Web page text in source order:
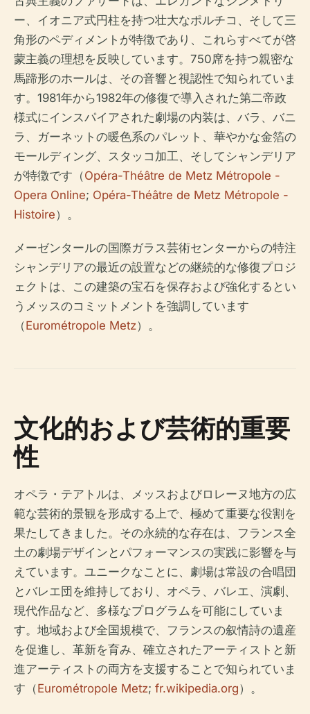
ー、イオニア式円柱を持つ壮大なポルチコ、そして三
角形のペディメントが特徴であり、これらすべてが啓
蒙主義の理想を反映しています。750席を持つ親密な
馬蹄形のホールは、その音響と視認性で知られていま
す。1981年から1982年の修復で導入された第二帝政
様式にインスパイアされた劇場の内装は、バラ、バニ
ラ、ガーネットの暖色系のパレット、華やかな金箔の
モールディング、スタッコ加工、そしてシャンデリア
が特徴です（Opéra-Théâtre de Metz Métropole -
Opera Online; Opéra-Théâtre de Metz Métropole -
Histoire）。
メーゼンタールの国際ガラス芸術センターからの特注
シャンデリアの最近の設置などの継続的な修復プロジ
ェクトは、この建築の宝石を保存および強化するとい
うメッスのコミットメントを強調しています
（Eurométropole Metz）。
文化的および芸術的重要
性
オペラ・テアトルは、メッスおよびロレーヌ地方の広
範な芸術的景観を形成する上で、極めて重要な役割を
果たしてきました。その永続的な存在は、フランス全
土の劇場デザインとパフォーマンスの実践に影響を与
えています。ユニークなことに、劇場は常設の合唱団
とバレエ団を維持しており、オペラ、バレエ、演劇、
現代作品など、多様なプログラムを可能にしていま
す。地域および全国規模で、フランスの叙情詩の遺産
を促進し、革新を育み、確立されたアーティストと新
進アーティストの両方を支援することで知られていま
す（Eurométropole Metz; fr.wikipedia.org）。